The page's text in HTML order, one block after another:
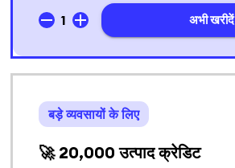
1 अभी खरीदें
बड़े व्यवसायों के लिए
🚀 20,000 उत्पाद क्रेडिट